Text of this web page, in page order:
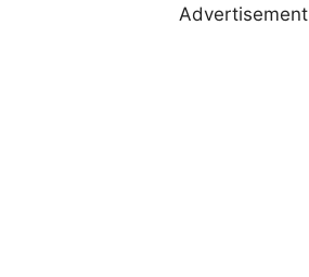
Advertisement